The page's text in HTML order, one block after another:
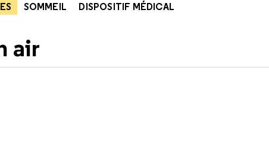
SOMMEIL DISPOSITIF MÉDICAL
air